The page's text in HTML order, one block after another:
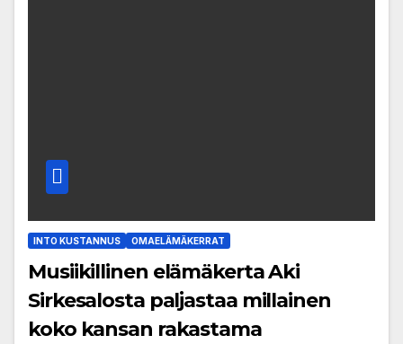
INTO KUSTANNUS OMAELÄMÄKERRAT
Musiikillinen elämäkerta Aki
Sirkesalosta paljastaa millainen
koko kansan rakastama